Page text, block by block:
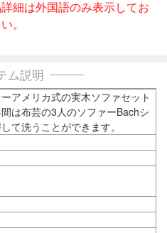
細は外国語のみ表示してお
。
ム説明
アメリカ式の実木ソファセット
は布芸の3人のソファーBachシ
て洗うことができます。